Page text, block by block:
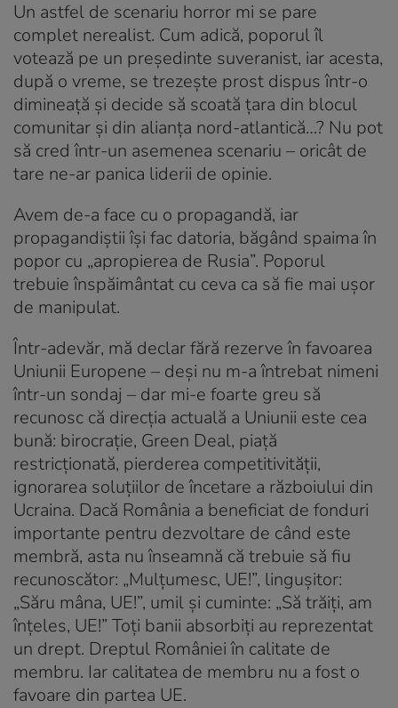
Un astfel de scenariu horror mi se pare
complet nerealist. Cum adică, poporul îl
votează pe un președinte suveranist, iar acesta,
după o vreme, se trezește prost dispus într-o
dimineață și decide să scoată țara din blocul
comunitar și din alianța nord-atlantică…? Nu pot
să cred într-un asemenea scenariu – oricât de
tare ne-ar panica liderii de opinie.
Avem de-a face cu o propagandă, iar
propagandiștii își fac datoria, băgând spaima în
popor cu „apropierea de Rusia”. Poporul
trebuie înspăimântat cu ceva ca să fie mai ușor
de manipulat.
Într-adevăr, mă declar fără rezerve în favoarea
Uniunii Europene – deși nu m-a întrebat nimeni
într-un sondaj – dar mi-e foarte greu să
recunosc că direcția actuală a Uniunii este cea
bună: birocrație, Green Deal, piață
restricționată, pierderea competitivității,
ignorarea soluțiilor de încetare a războiului din
Ucraina. Dacă România a beneficiat de fonduri
importante pentru dezvoltare de când este
membră, asta nu înseamnă că trebuie să fiu
recunoscător: „Mulțumesc, UE!”, lingușitor:
„Săru mâna, UE!”, umil și cuminte: „Să trăiți, am
înțeles, UE!” Toți banii absorbiți au reprezentat
un drept. Dreptul României în calitate de
membru. Iar calitatea de membru nu a fost o
favoare din partea UE.